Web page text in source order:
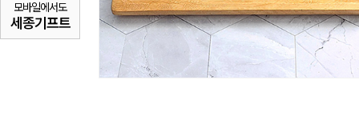
모바일에서도
세종기프트